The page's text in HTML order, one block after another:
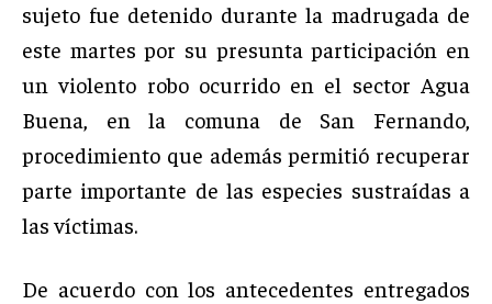
sujeto fue detenido durante la madrugada de
este martes por su presunta participación en
un violento robo ocurrido en el sector Agua
Buena, en la comuna de San Fernando,
procedimiento que además permitió recuperar
parte importante de las especies sustraídas a
las víctimas.
De acuerdo con los antecedentes entregados